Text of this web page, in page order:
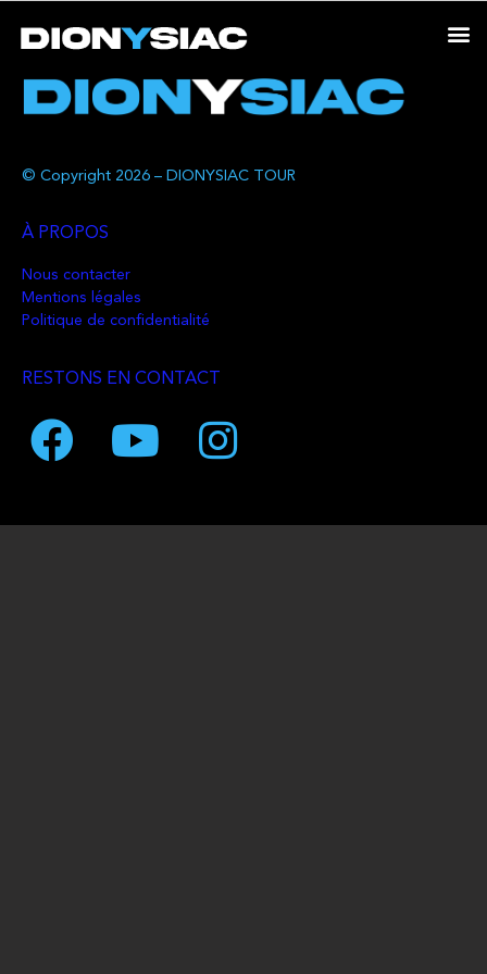
© Copyright 2026 – DIONYSIAC TOUR
À PROPOS
Nous contacter
Mentions légales
Politique de confidentialité
RESTONS EN CONTACT